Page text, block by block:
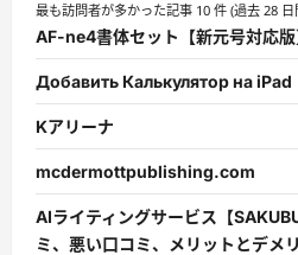
最も訪問者が多かった記事 10 件 (過去 28 日
AF-ne4書体セット【新元号対応版
Добавить Калькулятор на iPad
Kアリーナ
mcdermottpublishing.com
AIライティングサービス【
ミ、悪い口コミ、メリットとデメ